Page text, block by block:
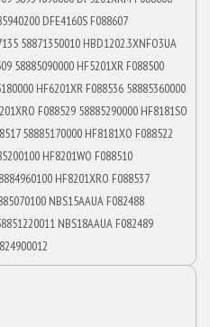
DFE4160S F088607
58871350010 HBD1202.3XNFO3UA
58885090000 HF5201XR F088500
HF6201XR F088536 58885360000
F088529 58885290000 HF8181SO
58885170000 HF8181XO F088522
HF8201WO F088510
HF8201XRO F088537
NBS15AAUA F082488
NBS18AAUA F082489